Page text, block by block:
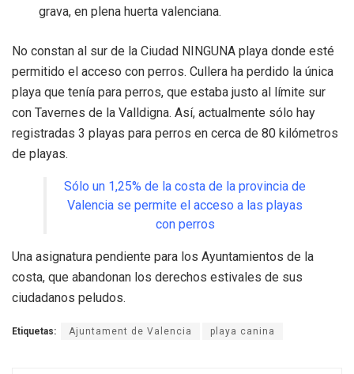
grava, en plena huerta valenciana.
No constan al sur de la Ciudad NINGUNA playa donde esté
permitido el acceso con perros. Cullera ha perdido la única
playa que tenía para perros, que estaba justo al límite sur
con Tavernes de la Valldigna. Así, actualmente sólo hay
registradas 3 playas para perros en cerca de 80 kilómetros
de playas.
Sólo un 1,25% de la costa de la provincia de
Valencia se permite el acceso a las playas
con perros
Una asignatura pendiente para los Ayuntamientos de la
costa, que abandonan los derechos estivales de sus
ciudadanos peludos.
Etiquetas: Ajuntament de Valencia playa canina